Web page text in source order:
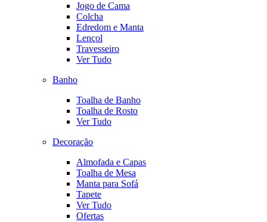
Jogo de Cama
Colcha
Edredom e Manta
Lençol
Travesseiro
Ver Tudo
Banho
Toalha de Banho
Toalha de Rosto
Ver Tudo
Decoração
Almofada e Capas
Toalha de Mesa
Manta para Sofá
Tapete
Ver Tudo
Ofertas